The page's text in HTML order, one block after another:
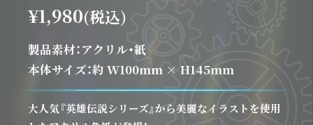
¥1,980(税込)
製品素材：アクリル・紙
本体サイズ：約 W100mm × H145mm
大人気『英雄伝説シリーズ』から美麗なイラストを使用